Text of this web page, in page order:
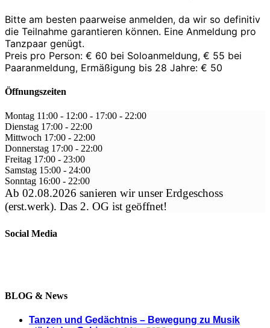
Bitte am besten paarweise anmelden, da wir so definitiv
die Teilnahme garantieren können. Eine Anmeldung pro
Tanzpaar genügt.
Preis pro Person: € 60 bei Soloanmeldung, € 55 bei
Paaranmeldung, Ermäßigung bis 28 Jahre: € 50
Öffnungszeiten
Montag 11:00 - 12:00 - 17:00 - 22:00
Dienstag 17:00 - 22:00
Mittwoch 17:00 - 22:00
Donnerstag 17:00 - 22:00
Freitag 17:00 - 23:00
Samstag 15:00 - 24:00
Sonntag 16:00 - 22:00
Ab 02.08.2026 sanieren wir unser Erdgeschoss
(erst.werk). Das 2. OG ist geöffnet!
Social Media
BLOG & News
Tanzen und Gedächtnis – Bewegung zu Musik